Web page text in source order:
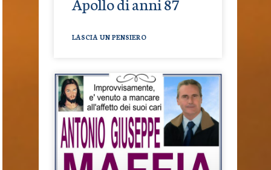
LASCIA UN PENSIERO